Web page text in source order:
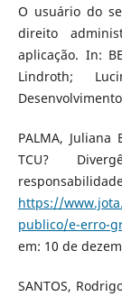
O usuário do
direito
aplicação. In:
Lindroth;
PALMA,
TCU?
https://
publico/e-erro-
em: 10 de
SANTOS,